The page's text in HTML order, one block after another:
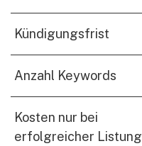
Kündigungsfrist
Anzahl Keywords
Kosten nur bei
erfolgreicher Listung